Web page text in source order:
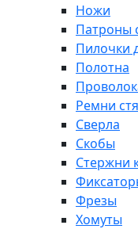
Ножи
Патроны
Пилочки
Полотна
Ремни
Сверла
Скобы
Стержни
Фрезы
Хомуты